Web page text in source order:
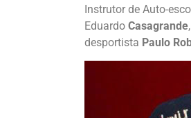
Instrutor de Auto-
Eduardo Casagrande
desportista Paulo